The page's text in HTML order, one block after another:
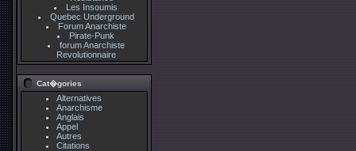
Les Insoumis
Quebec Underground
Forum Anarchiste
Pirate-Punk
forum Anarchiste
Revolutionnaire
Cat�gories
Alternatives
Anarchisme
Anglais
Appel
Autres
Citations